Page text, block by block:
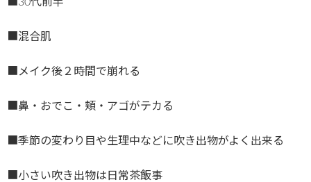
■混合肌
■メイク後２時間で崩れる
■鼻・おでこ・頬・アゴがテカる
■季節の変わり目や生理中などに吹き出物がよく出来る
■小さい吹き出物は日常茶飯事